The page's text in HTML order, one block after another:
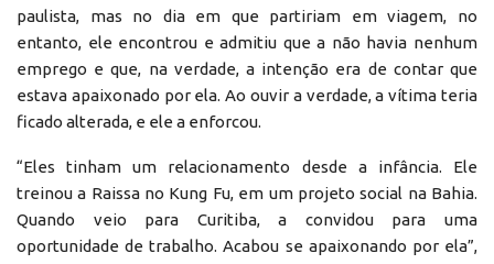
paulista, mas no dia em que partiriam em viagem, no
entanto, ele encontrou e admitiu que a não havia nenhum
emprego e que, na verdade, a intenção era de contar que
estava apaixonado por ela. Ao ouvir a verdade, a vítima teria
ficado alterada, e ele a enforcou.
“Eles tinham um relacionamento desde a infância. Ele
treinou a Raissa no Kung Fu, em um projeto social na Bahia.
Quando veio para Curitiba, a convidou para uma
oportunidade de trabalho. Acabou se apaixonando por ela”,